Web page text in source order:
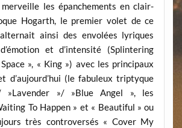
les épanchements en clair-
Hogarth, le premier volet de ce
ainsi des envolées lyriques
et d’intensité (Splintering
», « King ») avec les principaux
d’aujourd’hui (le fabuleux triptyque
»Lavender »/ »Blue Angel », les
To Happen » et « Beautiful » ou
très controversés « Cover My